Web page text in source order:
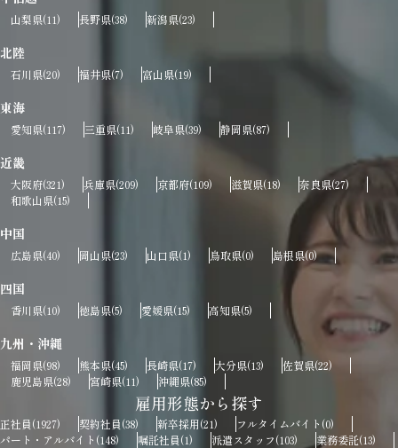
山梨県(11) 長野県(38) 新潟県(23)
北陸
石川県(20) 福井県(7) 富山県(19)
東海
愛知県(117) 三重県(11) 岐阜県(39) 静岡県(87)
近畿
大阪府(321) 兵庫県(209) 京都府(109) 滋賀県(18) 奈良県(27)
和歌山県(15)
中国
広島県(40) 岡山県(23) 山口県(1) 鳥取県(0) 島根県(0)
四国
香川県(10) 徳島県(5) 愛媛県(15) 高知県(5)
九州・沖縄
福岡県(98) 熊本県(45) 長崎県(17) 大分県(13) 佐賀県(22)
鹿児島県(28) 宮崎県(11) 沖縄県(85)
雇用形態から探す
正社員(1927) 契約社員(38) 新卒採用(21) フルタイムバイト (0)
パート・アルバイト (148) 嘱託社員(1) 派遣スタッフ(103) 業務委託(13)